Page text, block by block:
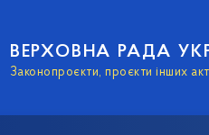
ВЕРХОВНА РАДА
Законопроєкти, проєкти інших